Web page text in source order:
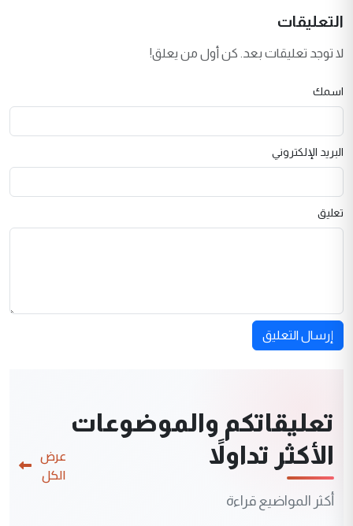
التعليقات
لا توجد تعليقات بعد. كن أول من يعلق!
اسمك
البريد الإلكتروني
تعليق
إرسال التعليق
تعليقاتكم والموضوعات
الأكثر تداولاً
أكثر المواضيع قراءة
عرض
الكل